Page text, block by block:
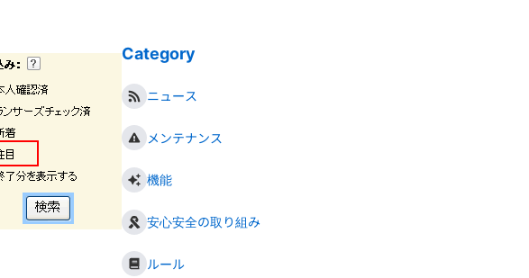
Category
ニュース
メンテナンス
機能
安心安全の取り組み
ルール